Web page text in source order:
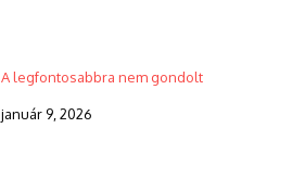
A legfontosabbra nem gondolt
január 9, 2026